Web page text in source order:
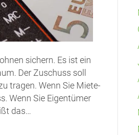
sichern. Es ist ein
Der Zuschuss soll
tra­gen. Wenn Sie Mie­te­
Wenn Sie Eigen­tü­mer
das…